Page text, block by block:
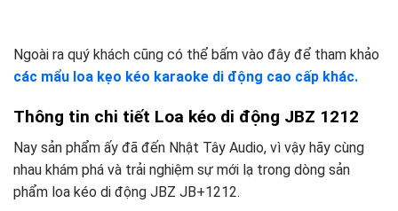
Ngoài ra quý khách cũng có thể bấm vào đây để tham khảo
các mẩu loa kẹo kéo karaoke di động cao cấp khác.
Thông tin chi tiết Loa kéo di động JBZ 1212
Nay sản phẩm ấy đã đến Nhật Tây Audio, vì vậy hãy cùng
nhau khám phá và trải nghiệm sự mới lạ trong dòng sản
phẩm loa kéo di động JBZ JB+1212.